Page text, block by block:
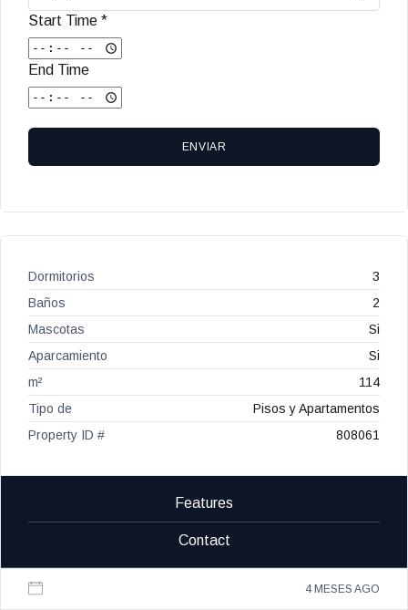
Start Time *
End Time
ENVIAR
Dormitorios
3
Baños
2
Mascotas
Si
Aparcamiento
Si
m²
114
Tipo de
Pisos y Apartamentos
Property ID #
808061
Features
Contact
4 MESES AGO